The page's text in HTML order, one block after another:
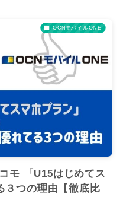
OCNモバイルONE
モ 「U15はじめてス
３つの理由【徹底比